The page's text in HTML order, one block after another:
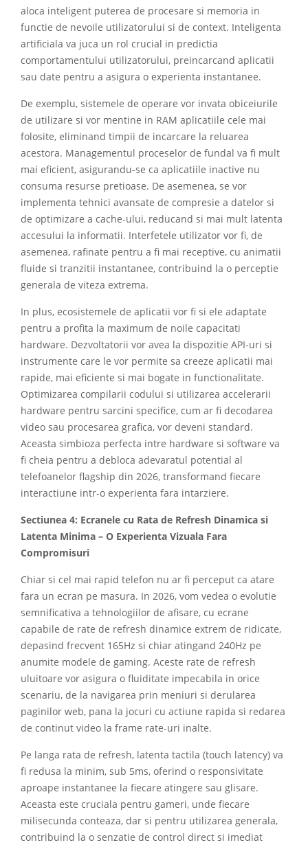
aloca inteligent puterea de procesare si memoria in
functie de nevoile utilizatorului si de context. Inteligenta
artificiala va juca un rol crucial in predictia
comportamentului utilizatorului, preincarcand aplicatii
sau date pentru a asigura o experienta instantanee.
De exemplu, sistemele de operare vor invata obiceiurile
de utilizare si vor mentine in RAM aplicatiile cele mai
folosite, eliminand timpii de incarcare la reluarea
acestora. Managementul proceselor de fundal va fi mult
mai eficient, asigurandu-se ca aplicatiile inactive nu
consuma resurse pretioase. De asemenea, se vor
implementa tehnici avansate de compresie a datelor si
de optimizare a cache-ului, reducand si mai mult latenta
accesului la informatii. Interfetele utilizator vor fi, de
asemenea, rafinate pentru a fi mai receptive, cu animatii
fluide si tranzitii instantanee, contribuind la o perceptie
generala de viteza extrema.
In plus, ecosistemele de aplicatii vor fi si ele adaptate
pentru a profita la maximum de noile capacitati
hardware. Dezvoltatorii vor avea la dispozitie API-uri si
instrumente care le vor permite sa creeze aplicatii mai
rapide, mai eficiente si mai bogate in functionalitate.
Optimizarea compilarii codului si utilizarea accelerarii
hardware pentru sarcini specifice, cum ar fi decodarea
video sau procesarea grafica, vor deveni standard.
Aceasta simbioza perfecta intre hardware si software va
fi cheia pentru a debloca adevaratul potential al
telefoanelor flagship din 2026, transformand fiecare
interactiune intr-o experienta fara intarziere.
Sectiunea 4: Ecranele cu Rata de Refresh Dinamica si
Latenta Minima – O Experienta Vizuala Fara
Compromisuri
Chiar si cel mai rapid telefon nu ar fi perceput ca atare
fara un ecran pe masura. In 2026, vom vedea o evolutie
semnificativa a tehnologiilor de afisare, cu ecrane
capabile de rate de refresh dinamice extrem de ridicate,
depasind frecvent 165Hz si chiar atingand 240Hz pe
anumite modele de gaming. Aceste rate de refresh
uluitoare vor asigura o fluiditate impecabila in orice
scenariu, de la navigarea prin meniuri si derularea
paginilor web, pana la jocuri cu actiune rapida si redarea
de continut video la frame rate-uri inalte.
Pe langa rata de refresh, latenta tactila (touch latency) va
fi redusa la minim, sub 5ms, oferind o responsivitate
aproape instantanee la fiecare atingere sau glisare.
Aceasta este cruciala pentru gameri, unde fiecare
milisecunda conteaza, dar si pentru utilizarea generala,
contribuind la o senzatie de control direct si imediat